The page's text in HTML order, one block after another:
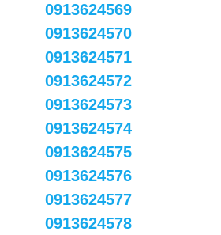
0913624569
0913624570
0913624571
0913624572
0913624573
0913624574
0913624575
0913624576
0913624577
0913624578